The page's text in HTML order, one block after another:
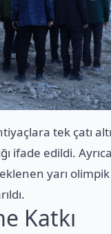
tek çatı
ifade edildi.
yarı
Katkı